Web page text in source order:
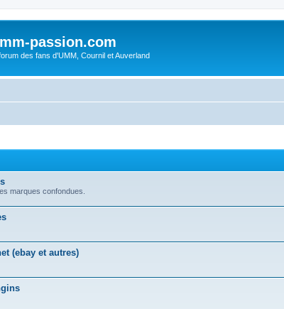
passion.com
des fans d'UMM, Cournil et Auverland
marques confondues.
(ebay et autres)